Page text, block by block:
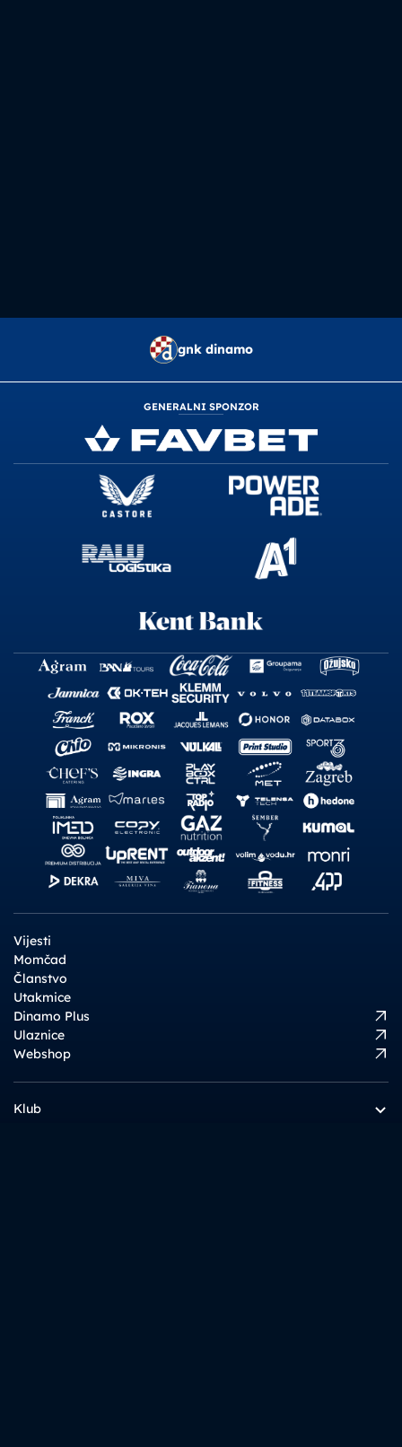
gnk dinamo
GENERALNI SPONZOR
Vijesti
Momčad
Članstvo
Utakmice
Dinamo Plus
Ulaznice
Webshop
Klub